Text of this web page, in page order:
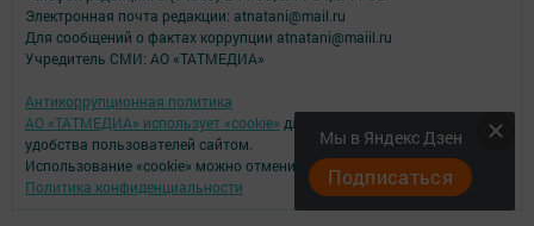
Мы в Яндекс Дзен
Подписаться
Электронная почта редакции: atnatani@mail.ru
Для сообщений о фактах коррупции atnatani@maiil.ru
Учредитель СМИ: АО «ТАТМЕДИА»
Антикоррупционная политика
АО «ТАТМЕДИА» использует «cookie» для персонализации сервисов и
удобства пользователей сайтом.
Использование «cookie» можно отменить в настройках браузера.
Политика конфиденциальности